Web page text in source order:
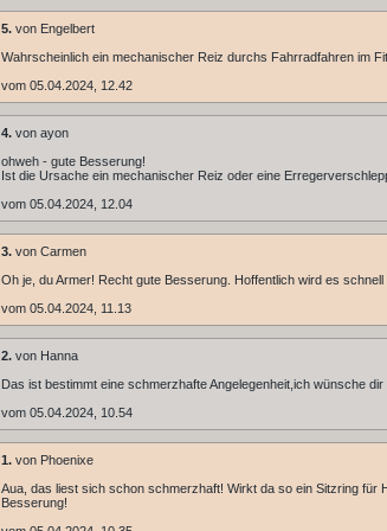
5. von Engelbert
Wahrscheinlich ein mechanischer Reiz durchs Fahrradfahren im
vom 05.04.2024, 12.42
4. von ayon
ohweh - gute Besserung!
Ist die Ursache ein mechanischer Reiz oder eine
vom 05.04.2024, 12.04
3. von Carmen
Oh je, du Armer! Recht gute Besserung. Hoffentlich wird es
vom 05.04.2024, 11.13
2. von Hanna
Das ist bestimmt eine schmerzhafte Angelegenheit,ich wünsche
vom 05.04.2024, 10.54
1. von Phoenixe
Aua, das liest sich schon schmerzhaft! Wirkt da so ein Sitzring für
Besserung!